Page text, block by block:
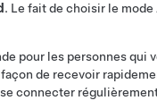
. Le fait de choisir le mode
pour les personnes qui
de recevoir
connecter